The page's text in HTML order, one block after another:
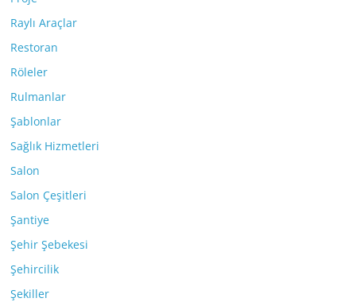
Raylı Araçlar
Restoran
Röleler
Rulmanlar
Şablonlar
Sağlık Hizmetleri
Salon
Salon Çeşitleri
Şantiye
Şehir Şebekesi
Şehircilik
Şekiller